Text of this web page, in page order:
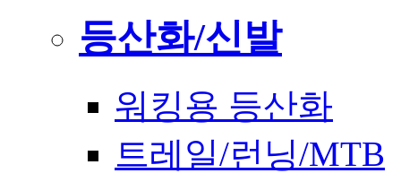
등산화/신발
워킹용 등산화
트레일/런닝/MTB